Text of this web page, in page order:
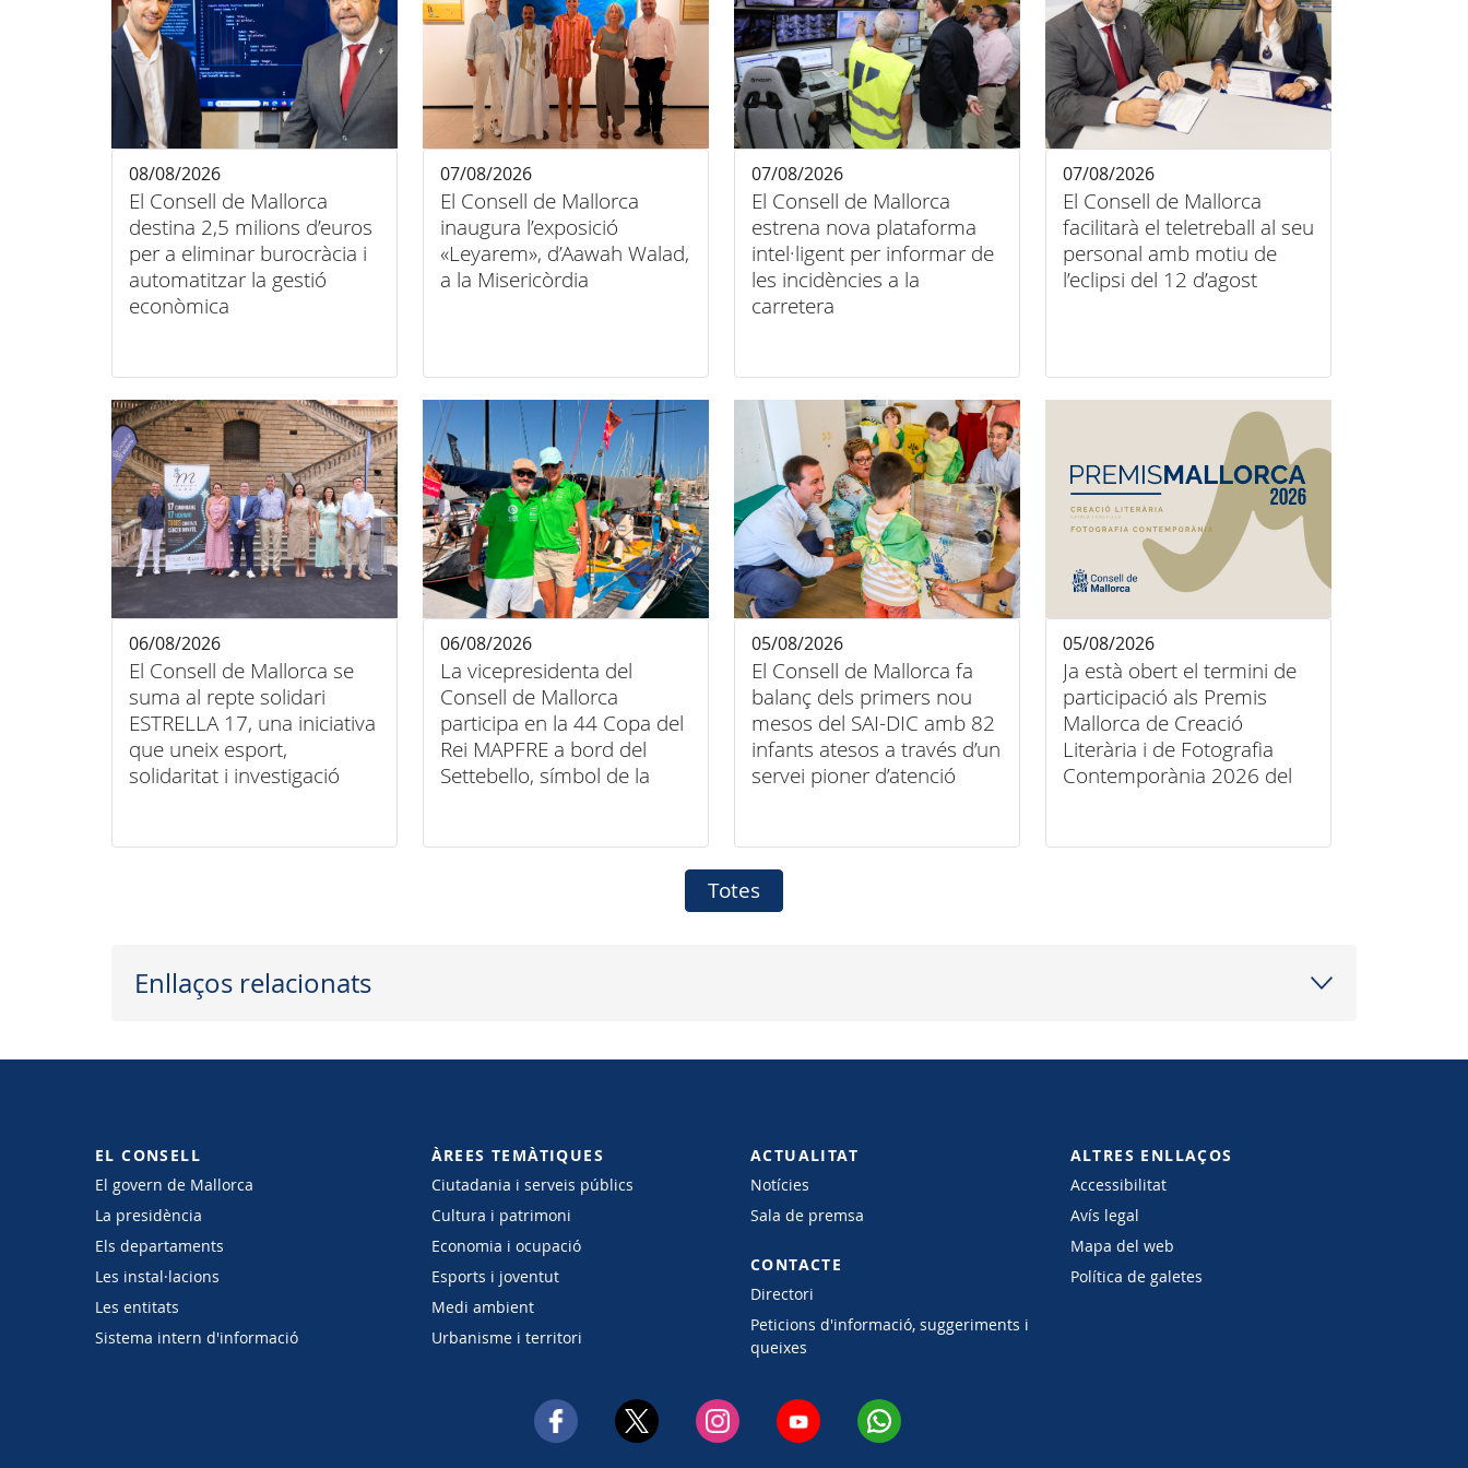
El Consell de Mallorca
destina 2,5 milions d’euros
per a eliminar burocràcia i
automatitzar la gestió
econòmica
08/08/2026
El Consell de Mallorca
inaugura l’exposició
«Leyarem», d’Aawah Walad,
a la Misericòrdia
07/08/2026
El Consell de Mallorca
estrena nova plataforma
intel·ligent per informar de
les incidències a la
carretera
07/08/2026
El Consell de Mallorca
facilitarà el teletreball al seu
personal amb motiu de
l’eclipsi del 12 d’agost
07/08/2026
El Consell de Mallorca se
suma al repte solidari
ESTRELLA 17, una iniciativa
que uneix esport,
solidaritat i investigació
06/08/2026
La vicepresidenta del
Consell de Mallorca
participa en la 44 Copa del
Rei MAPFRE a bord del
Settebello, símbol de la
06/08/2026
El Consell de Mallorca fa
balanç dels primers nou
mesos del SAI-DIC amb 82
infants atesos a través d’un
servei pioner d’atenció
05/08/2026
Ja està obert el termini de
participació als Premis
Mallorca de Creació
Literària i de Fotografia
Contemporània 2026 del
05/08/2026
Totes
Enllaços relacionats
EL CONSELL
El govern de Mallorca
La presidència
Els departaments
Les instal·lacions
Les entitats
Sistema intern d'informació
ÀREES TEMÀTIQUES
Ciutadania i serveis públics
Cultura i patrimoni
Economia i ocupació
Esports i joventut
Medi ambient
Urbanisme i territori
ACTUALITAT
Notícies
Sala de premsa
CONTACTE
Directori
Peticions d'informació, suggeriments i
queixes
ALTRES ENLLAÇOS
Accessibilitat
Avís legal
Mapa del web
Política de galetes